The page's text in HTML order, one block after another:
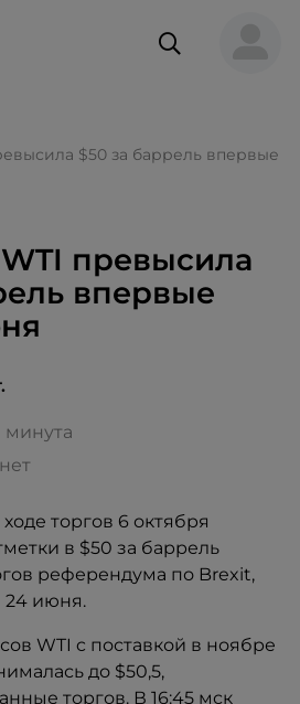
$50 за баррель впервые
превысила
впервые
минута
торгов 6 октября
в $50 за баррель
референдума по Brexit,
24 июня.​
WTI c поставкой в ноябре
до $50,5,
торгов. В 16:45 мск